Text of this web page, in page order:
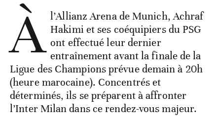
À l’Allianz Arena de Munich, Achraf
Hakimi et ses coéquipiers du PSG
ont effectué leur dernier
entraînement avant la finale de la
Ligue des Champions prévue demain à 20h
(heure marocaine). Concentrés et
déterminés, ils se préparent à affronter
l’Inter Milan dans ce rendez-vous majeur.